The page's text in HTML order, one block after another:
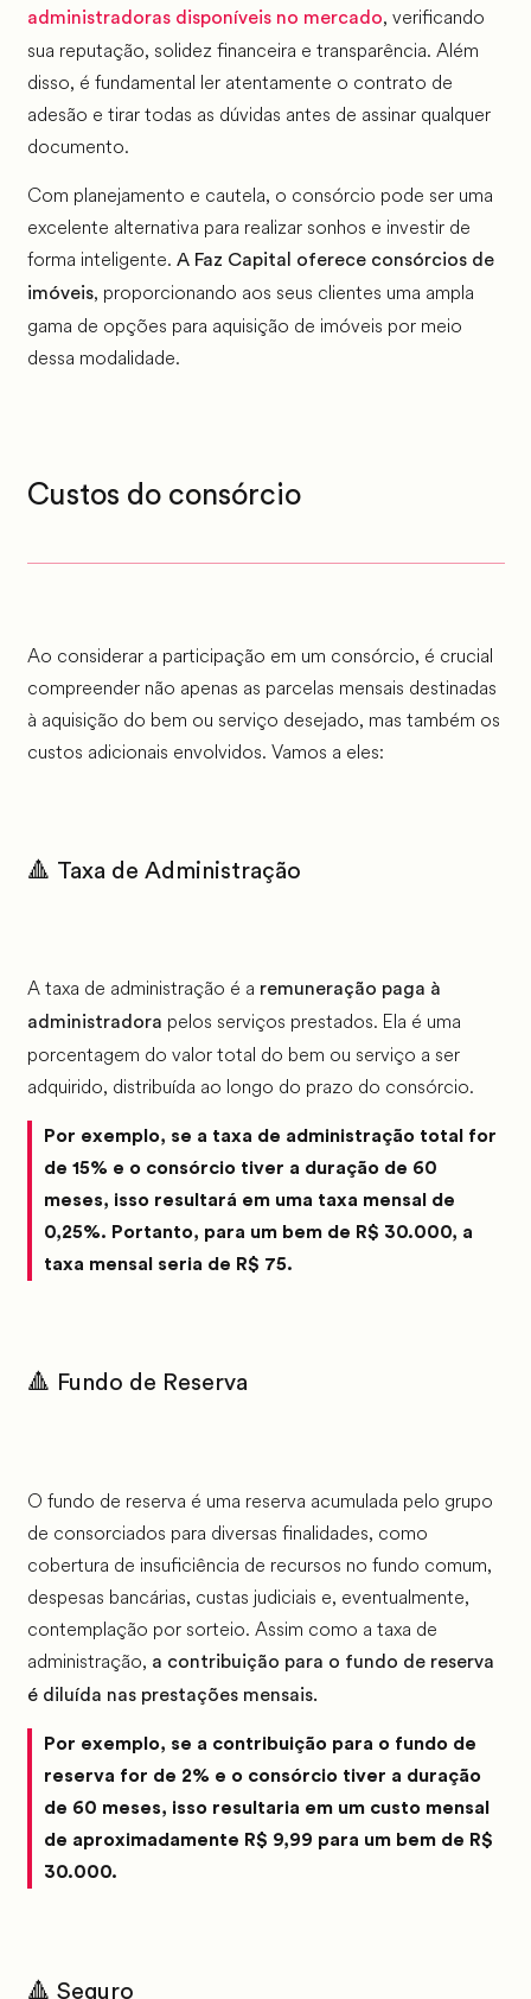
administradoras disponíveis no mercado, verificando
sua reputação, solidez financeira e transparência. Além
disso, é fundamental ler atentamente o contrato de
adesão e tirar todas as dúvidas antes de assinar qualquer
documento.
Com planejamento e cautela, o consórcio pode ser uma
excelente alternativa para realizar sonhos e investir de
forma inteligente. A Faz Capital oferece consórcios de
imóveis, proporcionando aos seus clientes uma ampla
gama de opções para aquisição de imóveis por meio
dessa modalidade.
Custos do consórcio
Ao considerar a participação em um consórcio, é crucial
compreender não apenas as parcelas mensais destinadas
à aquisição do bem ou serviço desejado, mas também os
custos adicionais envolvidos. Vamos a eles:
🔺 Taxa de Administração
A taxa de administração é a remuneração paga à
administradora pelos serviços prestados. Ela é uma
porcentagem do valor total do bem ou serviço a ser
adquirido, distribuída ao longo do prazo do consórcio.
Por exemplo, se a taxa de administração total for
de 15% e o consórcio tiver a duração de 60
meses, isso resultará em uma taxa mensal de
0,25%. Portanto, para um bem de R$ 30.000, a
taxa mensal seria de R$ 75.
🔺 Fundo de Reserva
O fundo de reserva é uma reserva acumulada pelo grupo
de consorciados para diversas finalidades, como
cobertura de insuficiência de recursos no fundo comum,
despesas bancárias, custas judiciais e, eventualmente,
contemplação por sorteio. Assim como a taxa de
administração, a contribuição para o fundo de reserva
é diluída nas prestações mensais.
Por exemplo, se a contribuição para o fundo de
reserva for de 2% e o consórcio tiver a duração
de 60 meses, isso resultaria em um custo mensal
de aproximadamente R$ 9,99 para um bem de R$
30.000.
🔺 Seguro